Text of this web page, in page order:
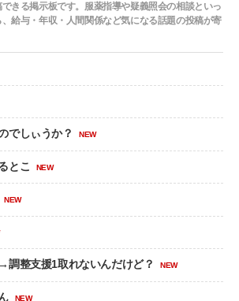
きる掲示板です。服薬指導や疑義照会の相談といっ
給与・年収・人間関係など気になる話題の投稿が寄
でしぃうか？ NEW
とこ NEW
NEW
調整支援1取れないんだけど？ NEW
NEW